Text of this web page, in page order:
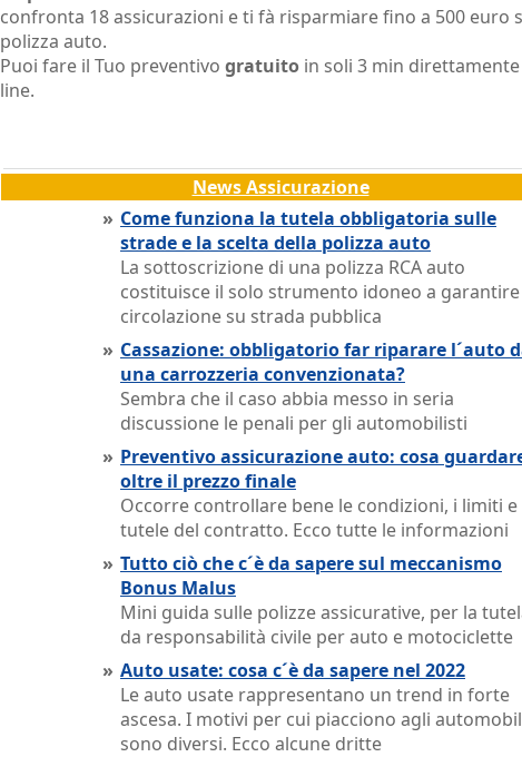
confronta 18 assicurazioni e ti fà risparmiare fino a 500 euro
polizza auto.
Puoi fare il Tuo preventivo gratuito in soli 3 min
line.
News Assicurazione
» Come funziona la tutela obbligatoria sulle
strade e la scelta della polizza auto
La sottoscrizione di una polizza RCA auto
costituisce il solo strumento idoneo a garantire
circolazione su strada pubblica
» Cassazione: obbligatorio far riparare l´auto
una carrozzeria convenzionata?
Sembra che il caso abbia messo in seria
discussione le penali per gli automobilisti
» Preventivo assicurazione auto: cosa
oltre il prezzo finale
Occorre controllare bene le condizioni, i limiti e
tutele del contratto. Ecco tutte le informazioni
» Tutto ciò che c´è da sapere sul meccanismo
Bonus Malus
Mini guida sulle polizze assicurative, per la
da responsabilità civile per auto e motociclette
» Auto usate: cosa c´è da sapere nel 2022
Le auto usate rappresentano un trend in forte
ascesa. I motivi per cui piacciono agli
sono diversi. Ecco alcune dritte